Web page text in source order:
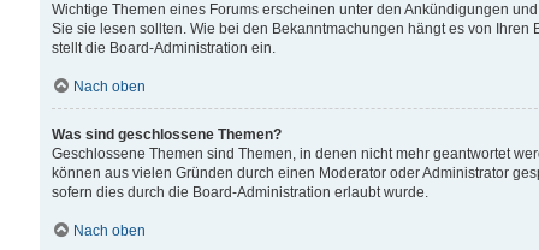
Wichtige Themen eines Forums erscheinen unter den Ankündigungen
Sie sie lesen sollten. Wie bei den Bekanntmachungen hängt es von
stellt die Board-Administration ein.
Nach oben
Was sind geschlossene Themen?
Geschlossene Themen sind Themen, in denen nicht mehr geantwortet
können aus vielen Gründen durch einen Moderator oder Administrator
sofern dies durch die Board-Administration erlaubt wurde.
Nach oben